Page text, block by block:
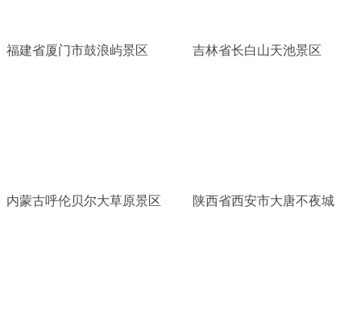
福建省厦门市鼓浪屿景区 吉林省长白山天池景区
内蒙古呼伦贝尔大草原景区 陕西省西安市大唐不夜城